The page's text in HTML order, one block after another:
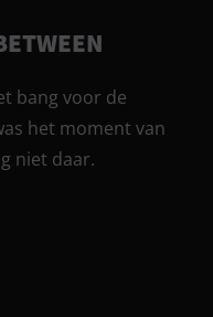
bang voor de
het moment van
niet daar.